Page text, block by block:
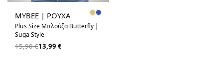
MYBEE | ΡΟΥΧΑ
Plus Size Μπλούζα Butterfly |
Suga Style
15,90€13,99 €